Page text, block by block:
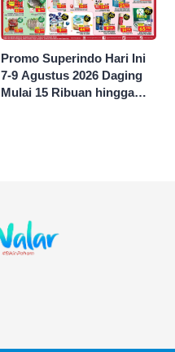
Promo Superindo Hari Ini
7-9 Agustus 2026 Daging
Mulai 15 Ribuan hingga